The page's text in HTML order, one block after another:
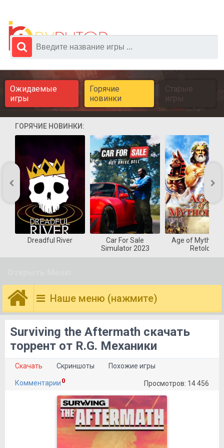
Ожидаемые
игры
Горячие
новинки
Старые
игры
ГОРЯЧИЕ НОВИНКИ:
Dreadful River
Car For Sale
Simulator 2023
Age of
Retold
Наше меню (нажмите)
Surviving the Aftermath скачать
торрент от R.G. Механики
Скачать Скриншоты Похожие игры
Комментарии 0 Просмотров: 14 456